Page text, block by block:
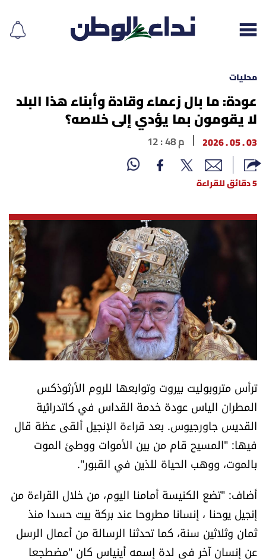
إقرأ الجريدة
لبنان
الغلاف
نداء اليوم
متفرقات
نداء القرّاء
كتّابنا
تحت المجهر
اقتصاد
العالم
محليات
عودة: ما بال زعماء وقادة وأبناء هذا البلد
لا يقومون بما يؤدي إلى خلاصه؟
03 . 05 . 2026 12 : 48 م
5 دقائق للقراءة
ترأس متروبوليت بيروت وتوابعها للروم الأرثوذكس ​
المطران الياس عودة​ خدمة القداس في ​كاتدرائية
القديس جاورجيوس​. بعد قراءة الإنجيل ألقى عظة قال
فيها: "​المسيح​ قام من بين الأموات ووطئ الموت
بالموت، ووهب الحياة للذين في القبور".
أضاف: "تضع الكنيسة أمامنا اليوم، من خلال القراءة من
​إنجيل يوحنا​ ، إنسانا مطروحا عند بركة بيت حسدا منذ
ثمان وثلاثين سنة، كما تحدثنا الرسالة من ​أعمال الرسل​
عن إنسان آخر في لدة إسمه أينياس كان "مضطجعا